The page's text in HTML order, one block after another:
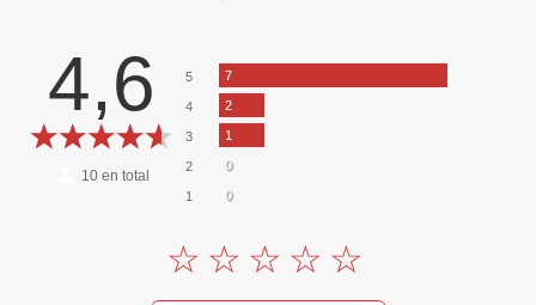
4,6
10 en total
5 7
4 2
3 1
2 0
1 0